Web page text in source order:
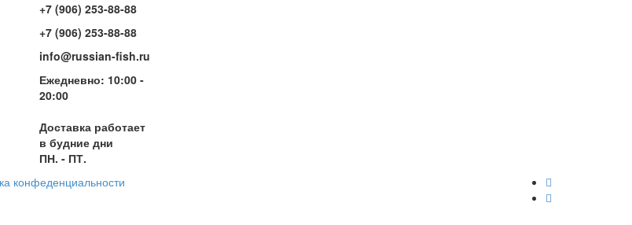
+7 (906) 253-88-88
+7 (906) 253-88-88
info@russian-fish.ru
Ежедневно: 10:00 -
20:00
Доставка работает
в будние дни
ПН. - ПТ.
конфеденциальности